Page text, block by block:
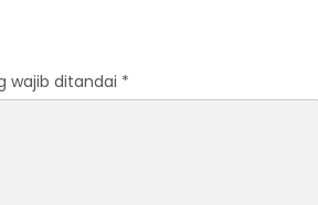
wajib ditandai *